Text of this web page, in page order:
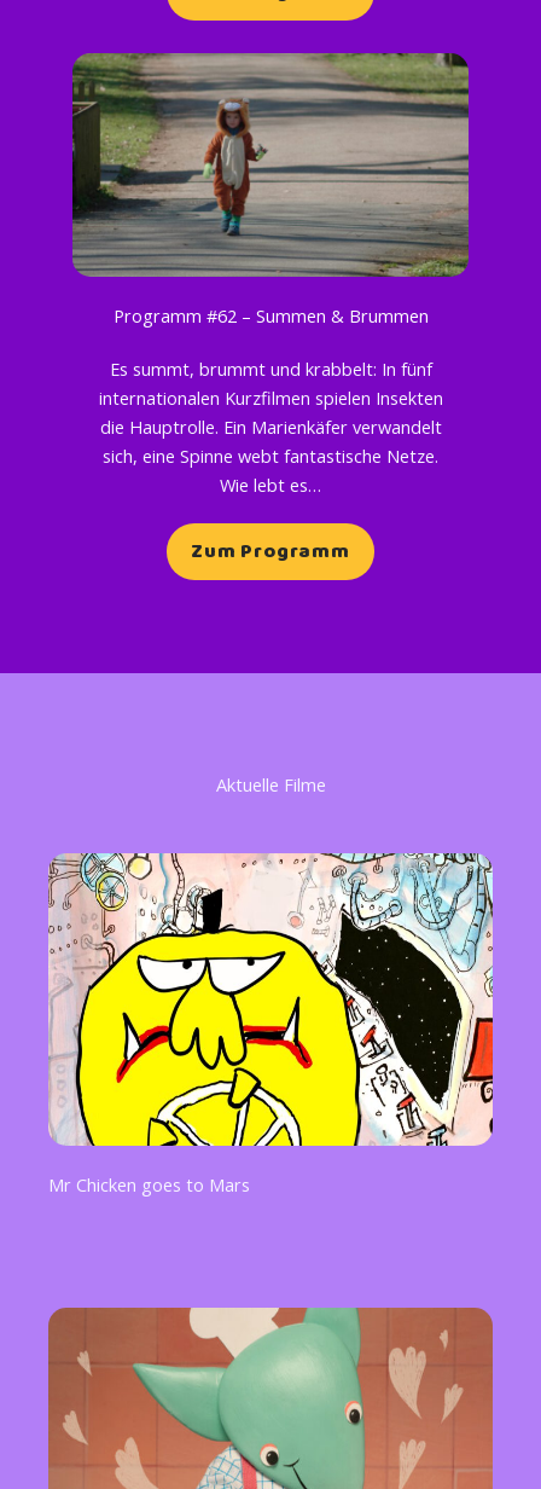
Programm #62 – Summen & Brummen
Es summt, brummt und krabbelt: In fünf
internationalen Kurzfilmen spielen Insekten
die Hauptrolle. Ein Marienkäfer verwandelt
sich, eine Spinne webt fantastische Netze.
Wie lebt es…
Zum Programm
Aktuelle Filme
Mr Chicken goes to Mars